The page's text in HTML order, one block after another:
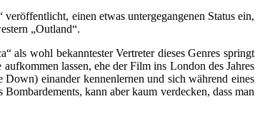
einen etwas untergegangenen Status ein,
„Outland“.
als wohl bekanntester Vertreter dieses Genres springt
lassen, ehe der Film ins London des Jahres
einander kennenlernen und sich während eines
kann aber kaum verdecken, dass man